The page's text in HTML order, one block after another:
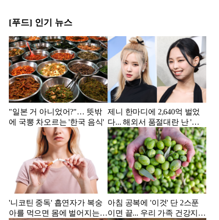
[푸드] 인기 뉴스
"일본 거 아니었어?"… 뜻밖
에 국뽕 차오르는 '한국 음식'
제니 한마디에 2,640억 벌었
다... 해외서 품절대란 난 '한
국 과자'
'니코틴 중독' 흡연자가 복숭
아를 먹으면 몸에 벌어지는
아침 공복에 '이것' 단 2스푼
이면 끝... 우리 가족 건강지킴